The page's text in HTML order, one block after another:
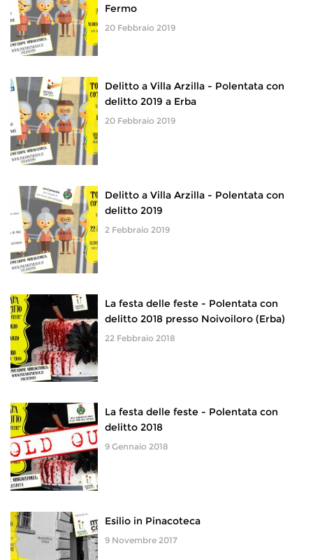
Fermo
20 Febbraio 2019
Delitto a Villa Arzilla - Polentata con
delitto 2019 a Erba
20 Febbraio 2019
Delitto a Villa Arzilla - Polentata con
delitto 2019
2 Febbraio 2019
La festa delle feste - Polentata con
delitto 2018 presso Noivoiloro (Erba)
22 Febbraio 2018
La festa delle feste - Polentata con
delitto 2018
9 Gennaio 2018
Esilio in Pinacoteca
9 Novembre 2017